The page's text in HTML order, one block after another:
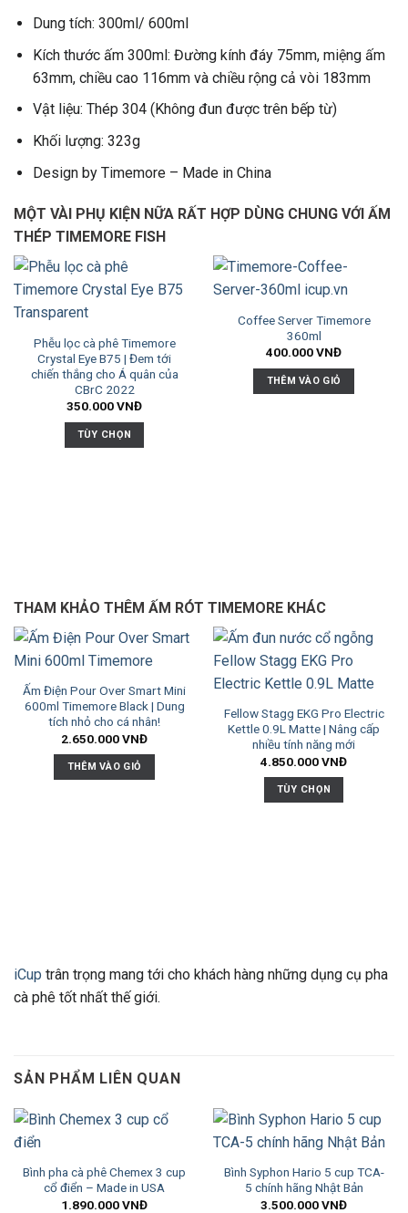
Dung tích: 300ml/ 600ml
Kích thước ấm 300ml: Đường kính đáy 75mm, miệng ấm
63mm, chiều cao 116mm và chiều rộng cả vòi 183mm
Vật liệu: Thép 304 (Không đun được trên bếp từ)
Khối lượng: 323g
Design by Timemore – Made in China
MỘT VÀI PHỤ KIỆN NỮA RẤT HỢP DÙNG CHUNG VỚI ẤM
THÉP TIMEMORE FISH
Phễu lọc cà phê Timemore
Crystal Eye B75 | Đem tới
chiến thắng cho Á quân của
CBrC 2022
350.000VNĐ
TÙY CHỌN
Coffee Server Timemore
360ml
400.000VNĐ
THÊM VÀO GIỎ
THAM KHẢO THÊM ẤM RÓT TIMEMORE KHÁC
Ấm Điện Pour Over Smart Mini
600ml Timemore Black | Dung
tích nhỏ cho cá nhân!
2.650.000VNĐ
THÊM VÀO GIỎ
Fellow Stagg EKG Pro Electric
Kettle 0.9L Matte | Nâng cấp
nhiều tính năng mới
4.850.000VNĐ
TÙY CHỌN
iCup trân trọng mang tới cho khách hàng những dụng cụ pha
cà phê tốt nhất thế giới.
SẢN PHẨM LIÊN QUAN
Bình pha cà phê Chemex 3 cup
cổ điển – Made in USA
1.890.000VNĐ
Bình Syphon Hario 5 cup TCA-
5 chính hãng Nhật Bản
3.500.000VNĐ